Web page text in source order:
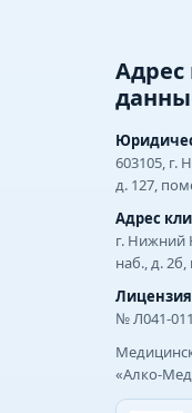
603105, г.
д. 127,
Адрес
г. Нижний
наб., д.
Лицензия
№ Л041-
«Алко-